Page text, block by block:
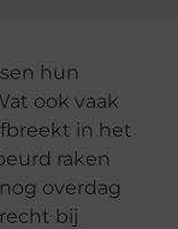
hun
ook vaak
in het
raken
overdag
bij